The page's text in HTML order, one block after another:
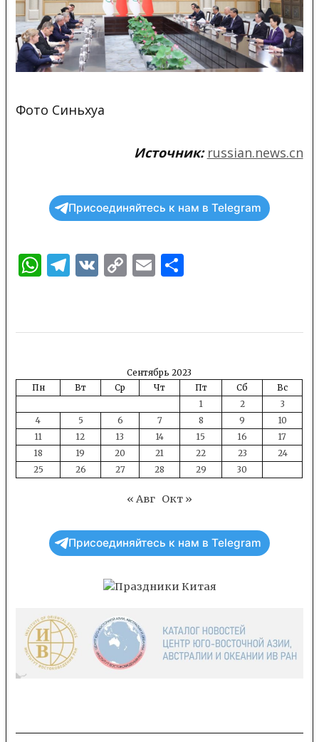
Фото Синьхуа
Источник: russian.news.cn
Присоединяйтесь к нам в Telegram
WhatsApp
Telegram
VKCopyEmail
Сентябрь 2023
Пн
Вт Ср Чт Пт Сб
Вс
1
2
3
4
5 6 7 8 9
10
11
12 13 14 15 16
17
18
19 20 21 22 23
24
25
26 27 28 29 30
« Авг Окт »
Присоединяйтесь к нам в Telegram